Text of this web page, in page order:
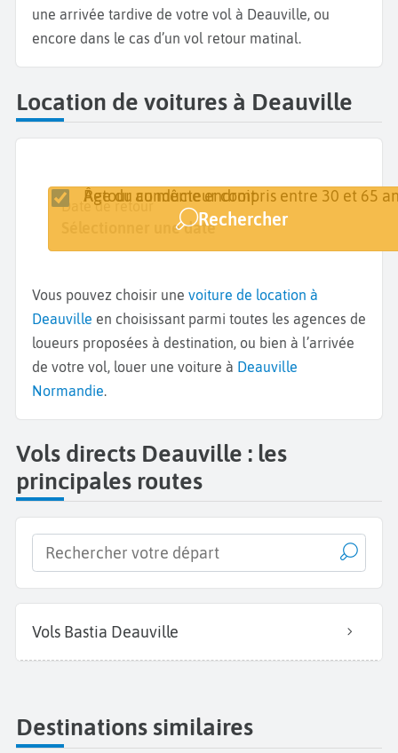
une arrivée tardive de votre vol à Deauville, ou
encore dans le cas d’un vol retour matinal.
Location de voitures à Deauville
Lieu de retrait
Date de retrait
Sélectionner une date
Date de retour
Sélectionner une date
Retour au même endroit
Âge du conducteur compris entre 30 et 65
Rechercher
Vous pouvez choisir une voiture de location à
Deauville en choisissant parmi toutes les agences de
loueurs proposées à destination, ou bien à l’arrivée
de votre vol, louer une voiture à Deauville
Normandie.
Vols directs Deauville : les
principales routes
Vols Bastia Deauville
Destinations similaires